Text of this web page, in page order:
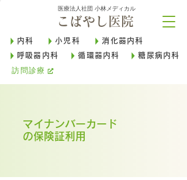
こばやし医院
医療法人社団 小林メディカル
内科 小児科
消化器内科
呼吸器内科
循環器内科 糖尿病内科
訪問診療
マイナンバーカード
の保険証利用